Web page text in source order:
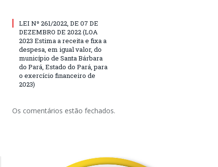
LEI Nº 261/2022, DE 07 DE
DEZEMBRO DE 2022 (LOA
2023 Estima a receita e fixa a
despesa, em igual valor, do
município de Santa Bárbara
do Pará, Estado do Pará, para
o exercício financeiro de
2023)
Os comentários estão fechados.